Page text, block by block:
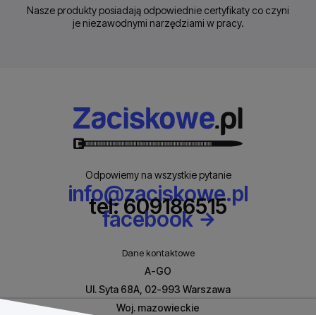
Nasze produkty posiadają odpowiednie certyfikaty co czyni
je niezawodnymi narzędziami w pracy.
Odpowiemy na wszystkie pytanie
info@zaciskowe.pl
tel: 609186515
facebook
Dane kontaktowe
A-GO
Ul. Syta 68A, 02-993 Warszawa
Woj. mazowieckie